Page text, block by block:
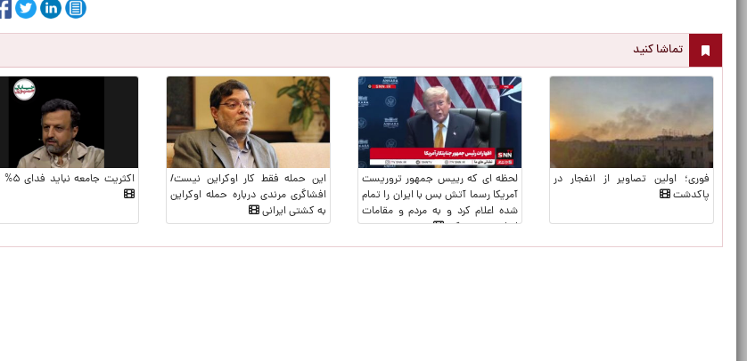
تماشا کنید
فوری؛ اولین تصاویر از انفجار در
پاکدشت
لحظه ای که رییس جمهور تروریست
آمریکا رسما آتش بس با ایران را تمام
شده اعلام کرد و به مردم و مقامات
ایرانی توهین کرد
این حمله فقط کار اوکراین نیست/
افشاگری مرندی درباره حمله اوکراین
به کشتی ایرانی
اکثریت جامعه نباید فدای ۵% شود!